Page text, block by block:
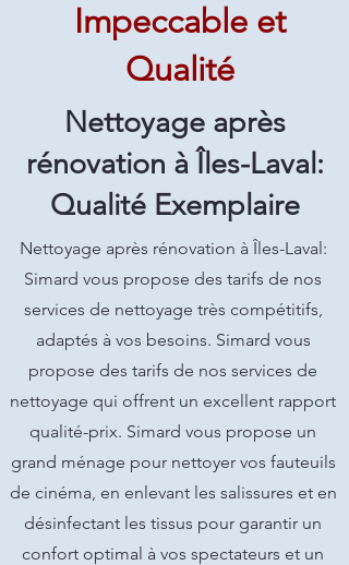
Impeccable et
Qualité
Nettoyage après
rénovation à Îles-Laval:
Qualité Exemplaire
Nettoyage après rénovation à Îles-Laval:
Simard vous propose des tarifs de nos
services de nettoyage très compétitifs,
adaptés à vos besoins. Simard vous
propose des tarifs de nos services de
nettoyage qui offrent un excellent rapport
qualité-prix. Simard vous propose un
grand ménage pour nettoyer vos fauteuils
de cinéma, en enlevant les salissures et en
désinfectant les tissus pour garantir un
confort optimal à vos spectateurs et un